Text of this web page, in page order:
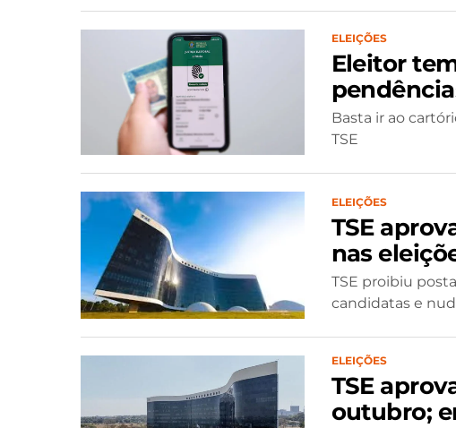
ELEIÇÕES
Eleitor
Basta ir ao
TSE
ELEIÇÕES
TSE
nas
TSE proibiu
candidatas e
ELEIÇÕES
TSE
outubro;